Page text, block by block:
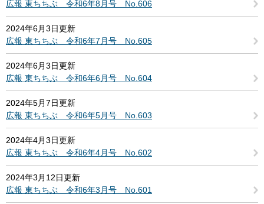
広報 東ちちぶ 令和6年8月号 No.606
2024年6月3日更新
広報 東ちちぶ 令和6年7月号 No.605
2024年6月3日更新
広報 東ちちぶ 令和6年6月号 No.604
2024年5月7日更新
広報 東ちちぶ 令和6年5月号 No.603
2024年4月3日更新
広報 東ちちぶ 令和6年4月号 No.602
2024年3月12日更新
広報 東ちちぶ 令和6年3月号 No.601